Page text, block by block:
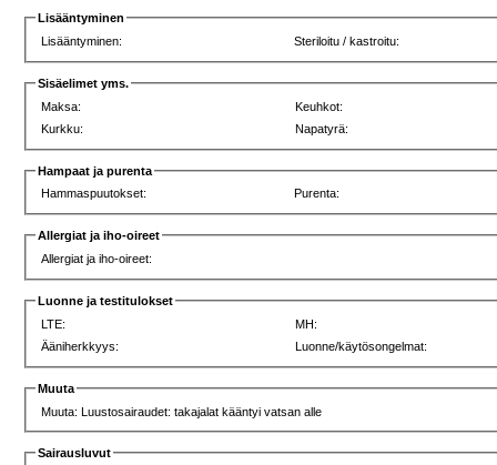
Lisääntyminen
Lisääntyminen:
Steriloitu / kastroitu:
Sisäelimet yms.
Maksa:
Keuhkot:
Kurkku:
Napatyrä:
Hampaat ja purenta
Hammaspuutokset:
Purenta:
Allergiat ja iho-oireet
Allergiat ja iho-oireet:
Luonne ja testitulokset
LTE:
MH:
Ääniherkkyys:
Luonne/käytösongelmat:
Muuta
Muuta: Luustosairaudet: takajalat kääntyi vatsan alle
Sairausluvut